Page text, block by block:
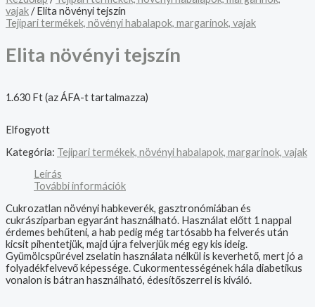
vajak/ Elita növényi tejszín
Tejipari termékek, növényi habalapok, margarinok, vajak
Elita növényi tejszín
1.630 Ft(az ÁFA-t tartalmazza)
Elfogyott
Kategória: Tejipari termékek, növényi habalapok, margarinok, vajak
Leírás
További információk
Cukrozatlan növényi habkeverék, gasztronómiában és
cukrásziparban egyaránt használható. Használat előtt 1 nappal
érdemes behűteni, a hab pedig még tartósabb ha felverés után
kicsit pihentetjük, majd újra felverjük még egy kis ideig.
Gyümölcspürével zselatin használata nélkül is keverhető, mert jó a
folyadékfelvevő képessége. Cukormentességének hála diabetikus
vonalon is bátran használható, édesítőszerrel is kiváló.